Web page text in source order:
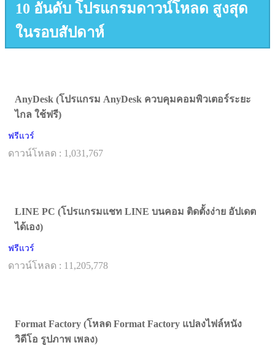
10 อันดับ โปรแกรมดาวน์โหลด สูงสุด
ในรอบสัปดาห์
AnyDesk (โปรแกรม AnyDesk ควบคุมคอมพิวเตอร์ระยะ
ไกล ใช้ฟรี)
ฟรีแวร์
ดาวน์โหลด : 1,031,767
LINE PC (โปรแกรมแชท LINE บนคอม ติดตั้งง่าย อัปเดต
ได้เอง)
ฟรีแวร์
ดาวน์โหลด : 11,205,778
Format Factory (โหลด Format Factory แปลงไฟล์หนัง
วิดีโอ รูปภาพ เพลง)